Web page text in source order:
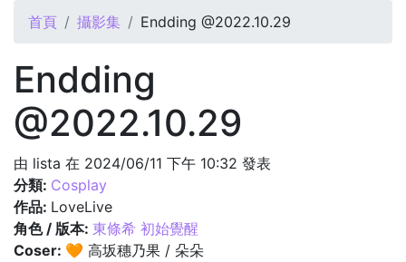
您在這裡
首頁 攝影集 Endding @2022.10.29
Endding
@2022.10.29
由 lista 在 2024/06/11 下午 10:32 發表
分類: Cosplay
作品: LoveLive
角色 / 版本: 東條希 初始覺醒
Coser: 🧡 高坂穗乃果 / 朵朵